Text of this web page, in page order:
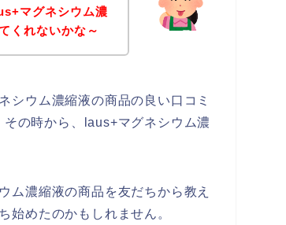
マグネシウム濃
くれないかな～
シウム濃縮液の商品の良い口コミ
の時から、laus+マグネシウム濃
ム濃縮液の商品を友だちから教え
始めたのかもしれません。